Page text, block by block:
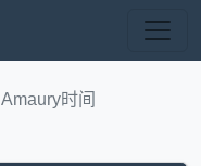
Amaury时间